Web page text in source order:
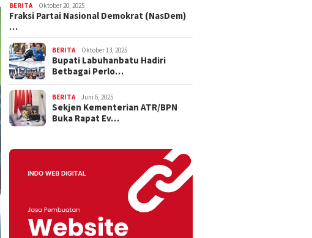
BERITA Oktober 20, 2025
Fraksi Partai Nasional Demokrat (NasDem)
…
BERITA Oktober 13, 2025
Bupati Labuhanbatu Hadiri
Betbagai Perlo…
BERITA Juni 6, 2025
Sekjen Kementerian ATR/BPN
Buka Rapat Ev…